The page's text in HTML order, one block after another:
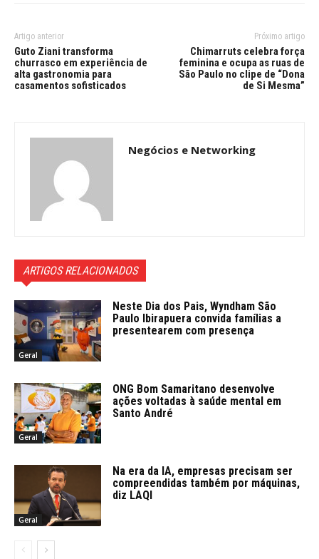
Artigo anterior
Guto Ziani transforma
churrasco em experiência de
alta gastronomia para
casamentos sofisticados
Próximo artigo
Chimarruts celebra força
feminina e ocupa as ruas de
São Paulo no clipe de “Dona
de Si Mesma”
Negócios e Networking
ARTIGOS RELACIONADOS
Geral
Neste Dia dos Pais, Wyndham São
Paulo Ibirapuera convida famílias a
presentearem com presença
Geral
ONG Bom Samaritano desenvolve
ações voltadas à saúde mental em
Santo André
Geral
Na era da IA, empresas precisam ser
compreendidas também por máquinas,
diz LAQI